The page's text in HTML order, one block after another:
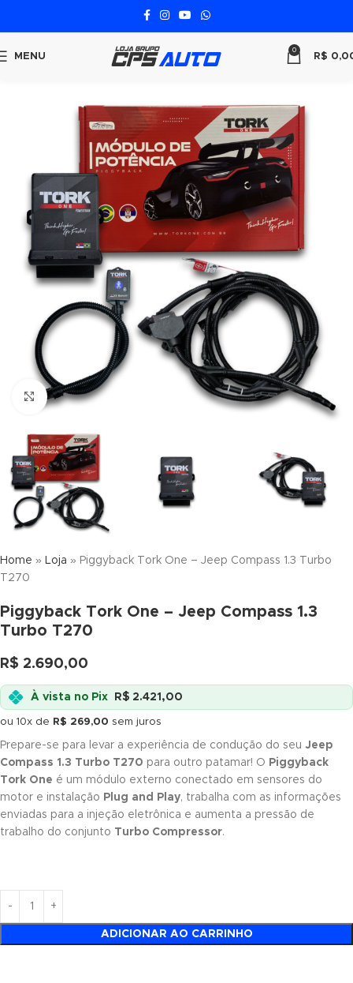
MENU
0
R$
Click to enlarge
Home » Loja » Piggyback Tork One – Jeep Compass 1.3 Turbo
T270
Piggyback Tork One – Jeep Compass 1.3
Turbo T270
R$ 2.690,00
À vista no Pix R$2.421,00
ou 10x de R$ 269,00 sem juros
Prepare-se para levar a experiência de condução do seu Jeep
Compass 1.3 Turbo T270 para outro patamar! O Piggyback
Tork One é um módulo externo conectado em sensores do
motor e instalação Plug and Play, trabalha com as informações
enviadas para a injeção eletrônica e aumenta a pressão de
trabalho do conjunto Turbo Compressor.
ADICIONAR AO CARRINHO